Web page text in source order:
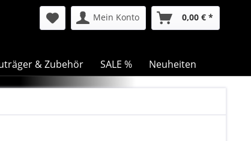
Mein Konto 0,00 € *
& Zubehör SALE % Neuheiten